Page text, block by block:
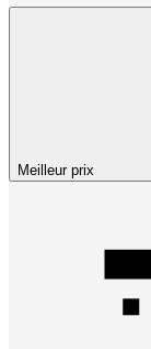
Meilleur prix